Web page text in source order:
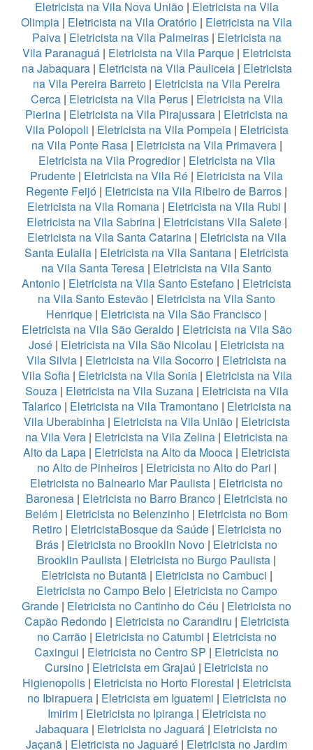
Eletricista na Vila Nova União| Eletricista na Vila
Olimpia | Eletricista na Vila Oratório | Eletricista na Vila
Paiva| Eletricista na Vila Palmeiras| Eletricista na
Vila Paranaguá| Eletricista na Vila Parque| Eletricista
na Jabaquara| Eletricista na Vila Pauliceia| Eletricista
na Vila Pereira Barreto | Eletricista na Vila Pereira
Cerca| Eletricista na Vila Perus| Eletricista na Vila
Pierina | Eletricista na Vila Pirajussara | Eletricista na
Vila Polopoli | Eletricista na Vila Pompeia| Eletricista
na Vila Ponte Rasa| Eletricista na Vila Primavera|
Eletricista na Vila Progredior| Eletricista na Vila
Prudente | Eletricista na Vila Ré | Eletricista na Vila
Regente Feijó | Eletricista na Vila Ribeiro de Barros |
Eletricista na Vila Romana| Eletricista na Vila Rubi |
Eletricista na Vila Sabrina| Eletricistans Vila Salete|
Eletricista na Vila Santa Catarina| Eletricista na Vila
Santa Eulalia | Eletricista na Vila Santana | Eletricista
na Vila Santa Teresa | Eletricista na Vila Santo
Antonio | Eletricista na Vila Santo Estefano | Eletricista
na Vila Santo Estevão | Eletricista na Vila Santo
Henrique | Eletricista na Vila São Francisco |
Eletricista na Vila São Geraldo| Eletricista na Vila São
José | Eletricista na Vila São Nicolau | Eletricista na
Vila Silvia | Eletricista na Vila Socorro | Eletricista na
Vila Sofia| Eletricista na Vila Sonia| Eletricista na Vila
Souza| Eletricista na Vila Suzana| Eletricista na Vila
Talarico| Eletricista na Vila Tramontano| Eletricista na
Vila Uberabinha| Eletricista na Vila União| Eletricista
na Vila Vera | Eletricista na Vila Zelina | Eletricista na
Alto da Lapa | Eletricista na Alto da Mooca | Eletricista
no Alto de Pinheiros| Eletricista no Alto do Pari |
Eletricista no Balneario Mar Paulista | Eletricista no
Baronesa| Eletricista no Barro Branco| Eletricista no
Belém | Eletricista no Belenzinho | Eletricista no Bom
Retiro| EletricistaBosque da Saúde| Eletricista no
Brás | Eletricista no Brooklin Novo | Eletricista no
Brooklin Paulista | Eletricista no Burgo Paulista |
Eletricista no Butantã| Eletricista no Cambuci |
Eletricista no Campo Belo| Eletricista no Campo
Grande | Eletricista no Cantinho do Céu | Eletricista no
Capão Redondo| Eletricista no Carandiru | Eletricista
no Carrão| Eletricista no Catumbi | Eletricista no
Caxingui | Eletricista no Centro SP | Eletricista no
Cursino | Eletricista em Grajaú | Eletricista no
Higienopolis| Eletricista no Horto Florestal | Eletricista
no Ibirapuera| Eletricista em Iguatemi | Eletricista no
Imirim| Eletricista no Ipiranga| Eletricista no
Jabaquara | Eletricista no Jaguará | Eletricista no
Jaçanã | Eletricista no Jaguaré | Eletricista no Jardim